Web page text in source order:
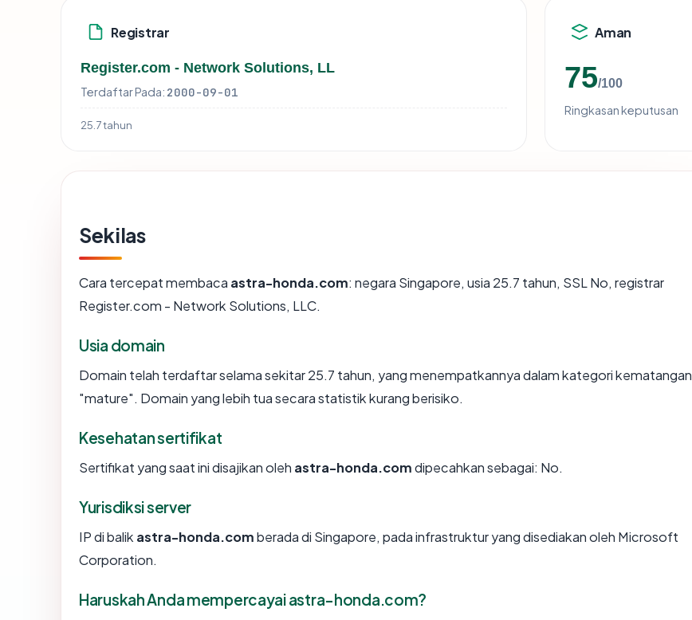
Registrar
Register.com - Network Solutions, LL
Terdaftar Pada: 2000-09-01
25.7 tahun
Aman
75/100
Ringkasan keputusan
Sekilas
Cara tercepat membaca astra-honda.com: negara Singapore, usia 25.7 tahun, SSL No, registrar
Register.com - Network Solutions, LLC.
Usia domain
Domain telah terdaftar selama sekitar 25.7 tahun, yang menempatkannya dalam kategori kematangan
"mature". Domain yang lebih tua secara statistik kurang berisiko.
Kesehatan sertifikat
Sertifikat yang saat ini disajikan oleh astra-honda.comdipecahkan sebagai: No.
Yurisdiksi server
IP di balik astra-honda.comberada di Singapore, pada infrastruktur yang disediakan oleh Microsoft
Corporation.
Haruskah Anda mempercayai astra-honda.com?